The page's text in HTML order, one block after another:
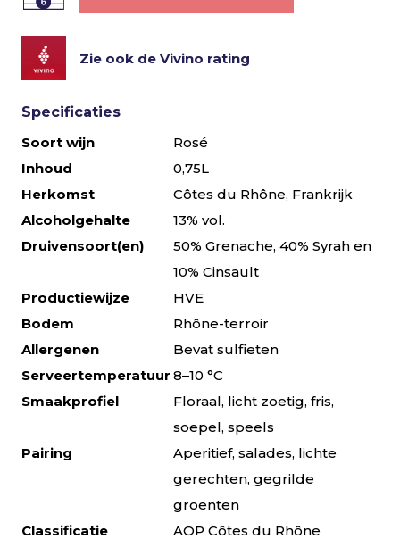
Zie ook de Vivino rating
Specificaties
Soort wijn
Rosé
Inhoud
0,75L
Herkomst
Côtes du Rhône, Frankrijk
Alcoholgehalte
13% vol.
Druivensoort(en)
50% Grenache, 40% Syrah en
10% Cinsault
Productiewijze
HVE
Bodem
Rhône-terroir
Allergenen
Bevat sulfieten
Serveertemperatuur 8–10 °C
Smaakprofiel
Floraal, licht zoetig, fris,
soepel, speels
Pairing
Aperitief, salades, lichte
gerechten, gegrilde
groenten
Classificatie
AOP Côtes du Rhône